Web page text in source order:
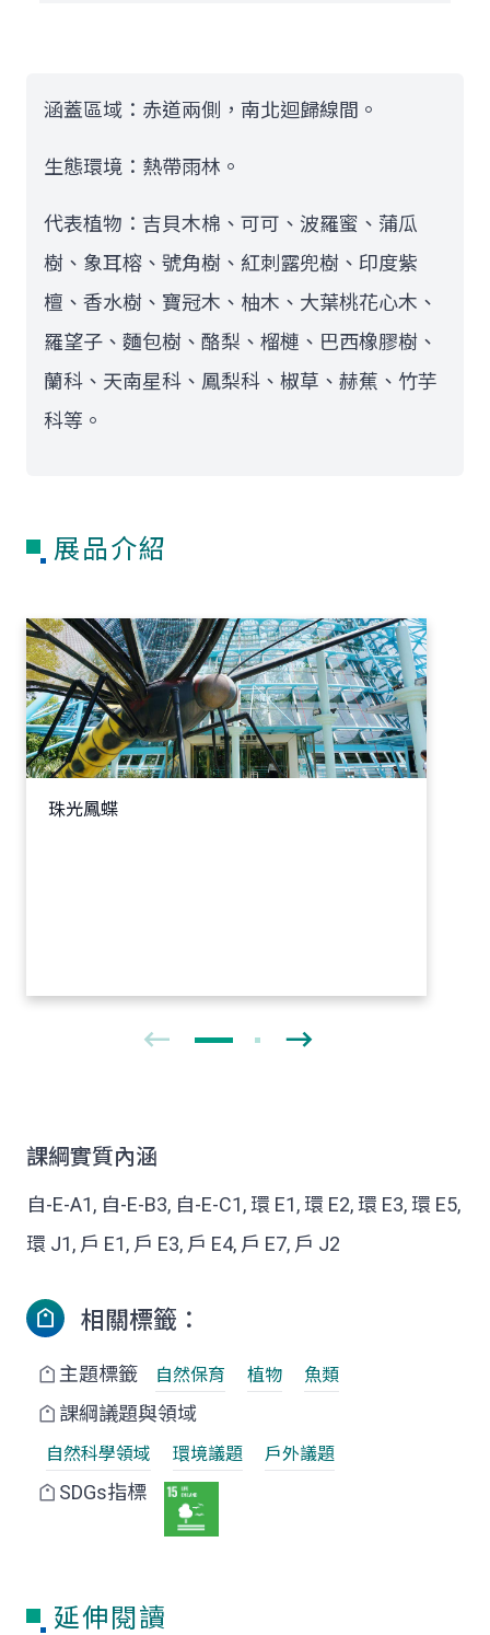
涵蓋區域：赤道兩側，南北迴歸線間。
生態環境：熱帶雨林。
代表植物：吉貝木棉、可可、波羅蜜、蒲瓜
樹、象耳榕、號角樹、紅刺露兜樹、印度紫
檀、香水樹、寶冠木、柚木、大葉桃花心木、
羅望子、麵包樹、酪梨、榴槤、巴西橡膠樹、
蘭科、天南星科、鳳梨科、椒草、赫蕉、竹芋
科等。
展品介紹
珠光鳳蝶
課綱實質內涵
自-E-A1, 自-E-B3, 自-E-C1, 環 E1, 環 E2, 環 E3, 環 E5,
環 J1, 戶 E1, 戶 E3, 戶 E4, 戶 E7, 戶 J2
相關標籤：
主題標籤 自然保育 植物 魚類
課綱議題與領域
自然科學領域 環境議題 戶外議題
SDGs指標
延伸閱讀